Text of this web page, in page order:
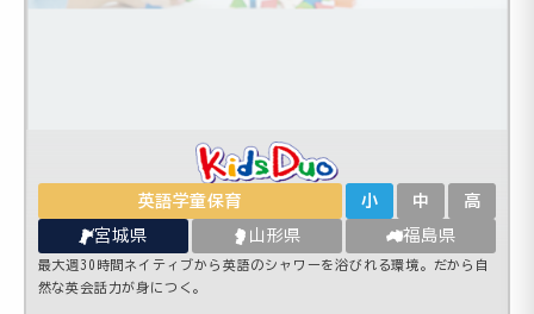
英語学童保育 小 中 高
宮城県 山形県 福島県
最大週30時間ネイティブから英語のシャワーを浴びれる環境。だから自
然な英会話力が身につく。